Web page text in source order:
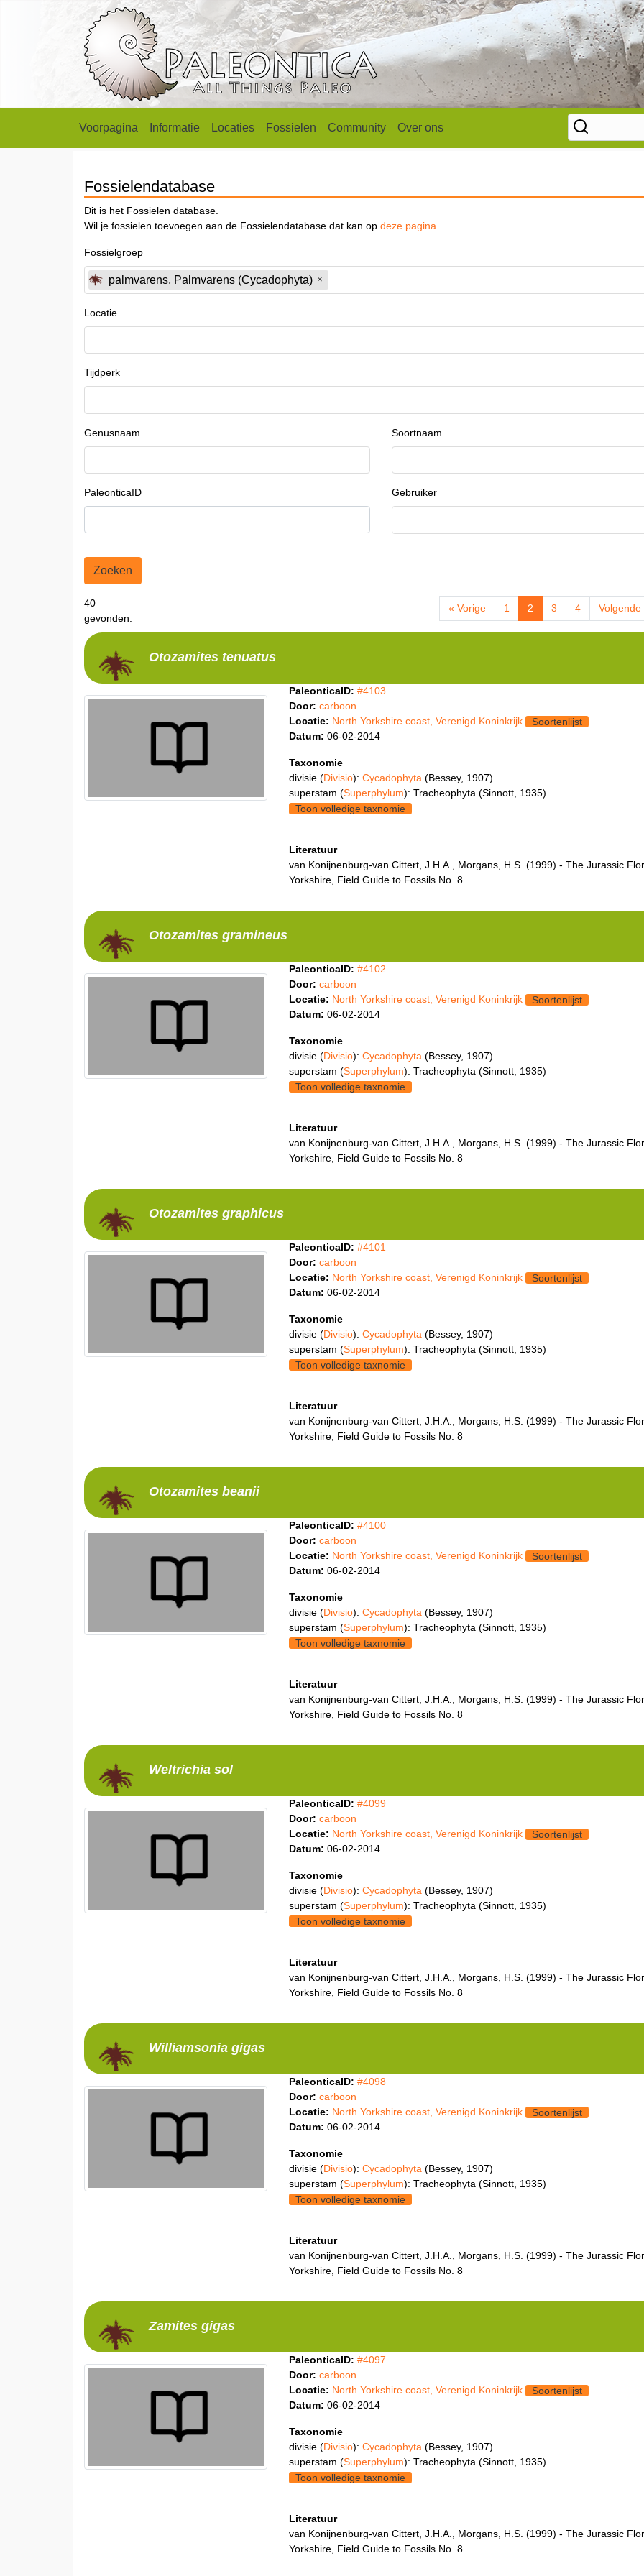
Voorpagina Informatie Locaties Fossielen Community Over ons
Fossielendatabase
Dit is het Fossielen database.
Wil je fossielen toevoegen aan de Fossielendatabase dat kan op deze pagina
Fossielgroep
palmvarens, Palmvarens (Cycadophyta)
Locatie
Tijdperk
Genusnaam Soortnaam
PaleonticaID Gebruiker
Zoeken
40
gevonden.
« Vorige 1 2 3 4 Volgende
Otozamitestenuatus
PaleonticaID: #4103
Door: carboon
Locatie: North Yorkshire coast, Verenigd Koninkrijk
Soortenlijst
Datum: 06-02-2014
Taxonomie
divisie (Divisio): Cycadophyta (Bessey, 1907)
superstam (Superphylum): Tracheophyta (Sinnott, 1935)
Toon volledige taxnomie
Literatuur
van Konijnenburg-van Cittert, J.H.A., Morgans, H.S. (1999) - The Jurassic
Yorkshire, Field Guide to Fossils No. 8
Otozamitesgramineus
PaleonticaID: #4102
Door: carboon
Locatie: North Yorkshire coast, Verenigd Koninkrijk
Soortenlijst
Datum: 06-02-2014
Taxonomie
divisie (Divisio): Cycadophyta (Bessey, 1907)
superstam (Superphylum): Tracheophyta (Sinnott, 1935)
Toon volledige taxnomie
Literatuur
van Konijnenburg-van Cittert, J.H.A., Morgans, H.S. (1999) - The Jurassic
Yorkshire, Field Guide to Fossils No. 8
Otozamitesgraphicus
PaleonticaID: #4101
Door: carboon
Locatie: North Yorkshire coast, Verenigd Koninkrijk
Soortenlijst
Datum: 06-02-2014
Taxonomie
divisie (Divisio): Cycadophyta (Bessey, 1907)
superstam (Superphylum): Tracheophyta (Sinnott, 1935)
Toon volledige taxnomie
Literatuur
van Konijnenburg-van Cittert, J.H.A., Morgans, H.S. (1999) - The Jurassic
Yorkshire, Field Guide to Fossils No. 8
Otozamitesbeanii
PaleonticaID: #4100
Door: carboon
Locatie: North Yorkshire coast, Verenigd Koninkrijk
Soortenlijst
Datum: 06-02-2014
Taxonomie
divisie (Divisio): Cycadophyta (Bessey, 1907)
superstam (Superphylum): Tracheophyta (Sinnott, 1935)
Toon volledige taxnomie
Literatuur
van Konijnenburg-van Cittert, J.H.A., Morgans, H.S. (1999) - The Jurassic
Yorkshire, Field Guide to Fossils No. 8
Weltrichiasol
PaleonticaID: #4099
Door: carboon
Locatie: North Yorkshire coast, Verenigd Koninkrijk
Soortenlijst
Datum: 06-02-2014
Taxonomie
divisie (Divisio): Cycadophyta (Bessey, 1907)
superstam (Superphylum): Tracheophyta (Sinnott, 1935)
Toon volledige taxnomie
Literatuur
van Konijnenburg-van Cittert, J.H.A., Morgans, H.S. (1999) - The Jurassic
Yorkshire, Field Guide to Fossils No. 8
Williamsoniagigas
PaleonticaID: #4098
Door: carboon
Locatie: North Yorkshire coast, Verenigd Koninkrijk
Soortenlijst
Datum: 06-02-2014
Taxonomie
divisie (Divisio): Cycadophyta (Bessey, 1907)
superstam (Superphylum): Tracheophyta (Sinnott, 1935)
Toon volledige taxnomie
Literatuur
van Konijnenburg-van Cittert, J.H.A., Morgans, H.S. (1999) - The Jurassic
Yorkshire, Field Guide to Fossils No. 8
Zamitesgigas
PaleonticaID: #4097
Door: carboon
Locatie: North Yorkshire coast, Verenigd Koninkrijk
Soortenlijst
Datum: 06-02-2014
Taxonomie
divisie (Divisio): Cycadophyta (Bessey, 1907)
superstam (Superphylum): Tracheophyta (Sinnott, 1935)
Toon volledige taxnomie
Literatuur
van Konijnenburg-van Cittert, J.H.A., Morgans, H.S. (1999) - The Jurassic
Yorkshire, Field Guide to Fossils No. 8